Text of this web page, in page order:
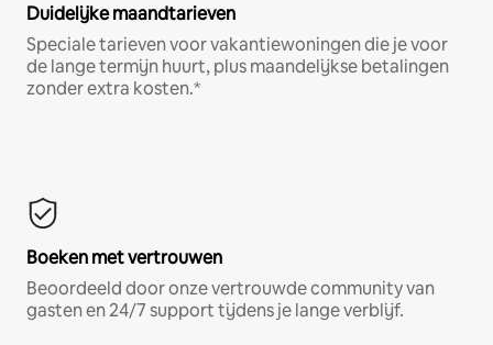
Duidelijke maandtarieven
Speciale tarieven voor vakantiewoningen die je voor
de lange termijn huurt, plus maandelijkse betalingen
zonder extra kosten.*
Boeken met vertrouwen
Beoordeeld door onze vertrouwde community van
gasten en 24/7 support tijdens je lange verblijf.